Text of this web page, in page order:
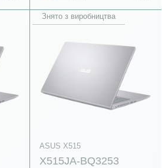
Знято з виробництва
ASUS X515
X515JA-BQ3253